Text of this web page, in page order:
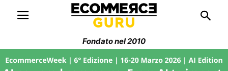
Fondato nel 2010